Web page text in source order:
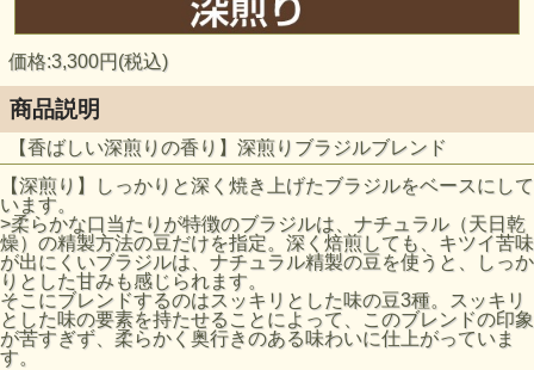
価格:3,300円(税込)
商品説明
【香ばしい深煎りの香り】深煎りブラジルブレンド
【深煎り】しっかりと深く焼き上げたブラジルをベースにして
います。
>柔らかな口当たりが特徴のブラジルは、ナチュラル（天日乾
燥）の精製方法の豆だけを指定。深く焙煎しても、キツイ苦味
が出にくいブラジルは、ナチュラル精製の豆を使うと、しっか
りとした甘みも感じられます。
そこにブレンドするのはスッキリとした味の豆3種。スッキリ
とした味の要素を持たせることによって、このブレンドの印象
が苦すぎず、柔らかく奥行きのある味わいに仕上がっていま
す。